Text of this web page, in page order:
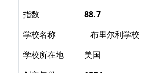
指数
88.7
学校名称
布里尔利学校
学校所在地
美国